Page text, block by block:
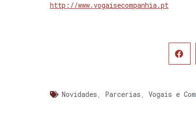
http://www.vogaisecompanhia.pt
Novidades Parcerias Vogais e